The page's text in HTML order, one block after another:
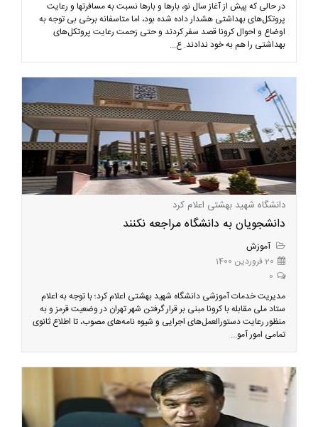
در حالی که پیش از آغاز سال نو، بارها و بارها نسبت به مسافرتها و رعایت
پروتکل‌های بهداشتی هشدار داده شده بود، اما متاسفانه برخی بی توجه به
اوضاع و احوال کرونا قصد سفر کردند و حتی زحمت رعایت پروتکل‌های
بهداشتی را هم به خود ندادند. ع...
دانشگاه شهید بهشتی اعلام کرد
دانشجویان به دانشگاه مراجعه نکنند
آموزش
20 فروردین 1400
0
مدیریت خدمات آموزشی دانشگاه شهید بهشتی اعلام کرد؛ ​​​​با توجه به اعلام
ستاد ملی مقابله با کرونا مبنی بر قرار گرفتن شهر تهران در وضعیت قرمز و به
منظور رعایت دستورالعمل‌های اجرایی و شیوه ‌نامه‌های مصوب، تا اطلاع ثانوی
تمامی امور آمو...